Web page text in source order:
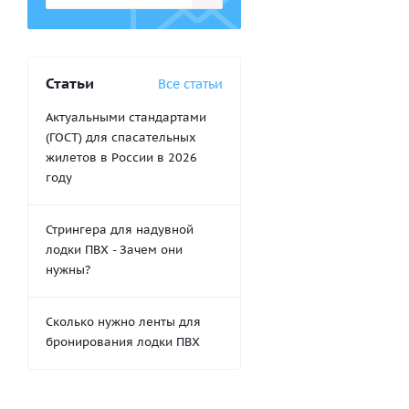
Статьи Все статьи
Актуальными стандартами
(ГОСТ) для спасательных
жилетов в России в 2026
году
Стрингера для надувной
лодки ПВХ - Зачем они
нужны?
Сколько нужно ленты для
бронирования лодки ПВХ